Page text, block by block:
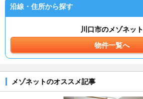
沿線・住所から探す
川口市のメゾネット
物件一覧へ
メゾネットのオススメ記事